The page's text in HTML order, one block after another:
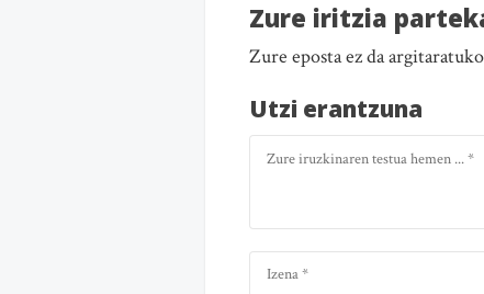
Zure iritzia
Zure eposta ez da
Utzi erantzuna